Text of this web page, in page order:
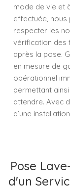
mode de vie et
effectuée, nous
respecter les
vérification des
après la pose.
en mesure de
opérationnel
permettant
attendre. Avec
d’une
Pose
d'un